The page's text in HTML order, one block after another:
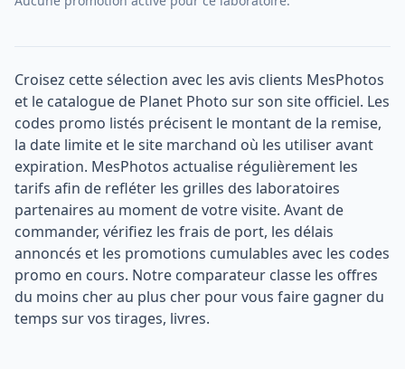
Croisez cette sélection avec les avis clients MesPhotos
et le catalogue de Planet Photo sur son site officiel. Les
codes promo listés précisent le montant de la remise,
la date limite et le site marchand où les utiliser avant
expiration. MesPhotos actualise régulièrement les
tarifs afin de refléter les grilles des laboratoires
partenaires au moment de votre visite. Avant de
commander, vérifiez les frais de port, les délais
annoncés et les promotions cumulables avec les codes
promo en cours. Notre comparateur classe les offres
du moins cher au plus cher pour vous faire gagner du
temps sur vos tirages, livres.